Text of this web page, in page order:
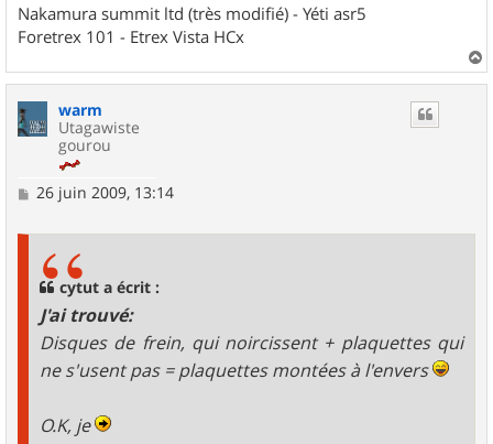
Nakamura summit ltd (très modifié) - Yéti asr5
Foretrex 101 - Etrex Vista HCx
a
warm
Utagawiste
gourou
M
26 juin 2009, 13:14
cytut a écrit :
J'ai trouvé:
Disques de frein, qui noircissent + plaquettes qui
ne s'usent pas = plaquettes montées à l'envers
O.K, je